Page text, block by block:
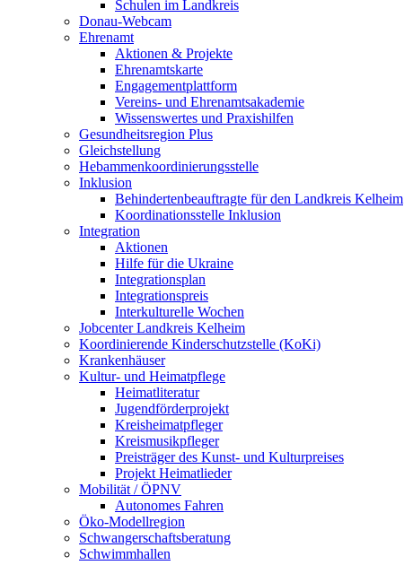
Schulen im Landkreis
Donau-Webcam
Ehrenamt
Aktionen & Projekte
Ehrenamtskarte
Engagementplattform
Vereins- und Ehrenamtsakademie
Wissenswertes und Praxishilfen
Gesundheitsregion Plus
Gleichstellung
Hebammenkoordinierungsstelle
Inklusion
Behindertenbeauftragte für den Landkreis Kelheim
Koordinationsstelle Inklusion
Integration
Aktionen
Hilfe für die Ukraine
Integrationsplan
Integrationspreis
Interkulturelle Wochen
Jobcenter Landkreis Kelheim
Koordinierende Kinderschutzstelle (KoKi)
Krankenhäuser
Kultur- und Heimatpflege
Heimatliteratur
Jugendförderprojekt
Kreisheimatpfleger
Kreismusikpfleger
Preisträger des Kunst- und Kulturpreises
Projekt Heimatlieder
Mobilität / ÖPNV
Autonomes Fahren
Öko-Modellregion
Schwangerschaftsberatung
Schwimmhallen